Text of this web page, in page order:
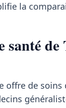
la
santé
offre de